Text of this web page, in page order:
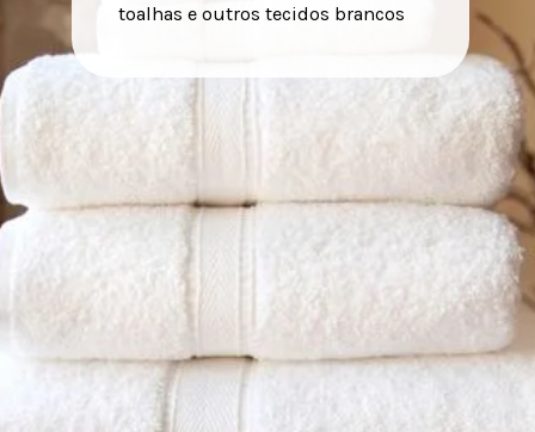
toalhas e outros tecidos brancos